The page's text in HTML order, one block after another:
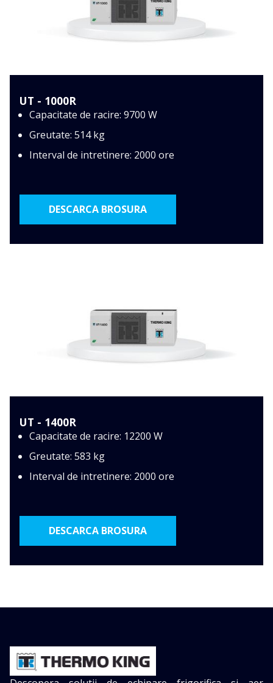
UT - 1000R
Capacitate de racire: 9700 W
Greutate: 514 kg
Interval de intretinere: 2000 ore
DESCARCA BROSURA
UT - 1400R
Capacitate de racire: 12200 W
Greutate: 583 kg
Interval de intretinere: 2000 ore
DESCARCA BROSURA